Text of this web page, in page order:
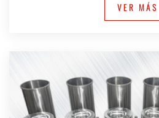
VER MÁS